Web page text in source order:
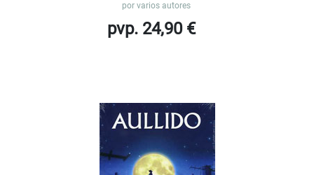
por varios autores
pvp. 24,90 €